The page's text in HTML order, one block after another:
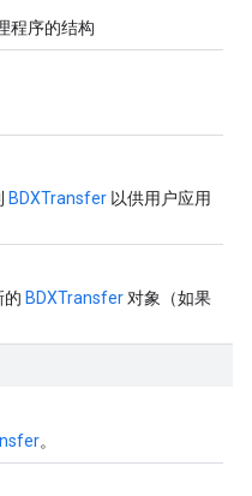
程序的结构
BDXTransfer 以供用户应用
的 BDXTransfer 对象（如果
。